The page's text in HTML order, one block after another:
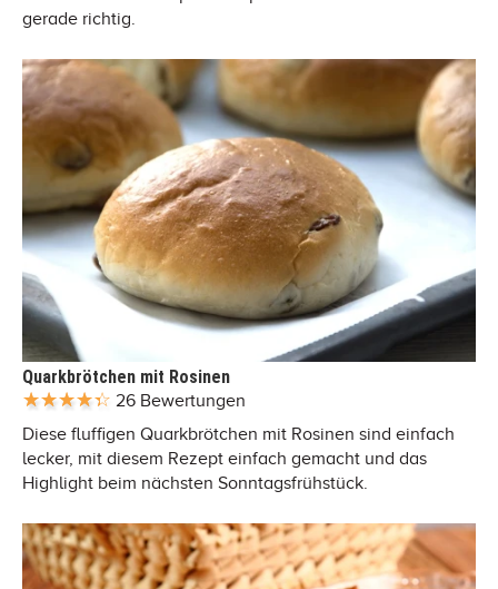
gerade richtig.
Quarkbrötchen mit Rosinen
26 Bewertungen
Diese fluffigen Quarkbrötchen mit Rosinen sind einfach
lecker, mit diesem Rezept einfach gemacht und das
Highlight beim nächsten Sonntagsfrühstück.